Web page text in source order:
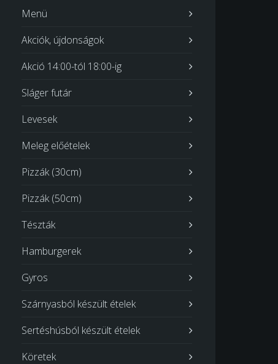
Menü
Akciók, újdonságok
Akció 14:00-tól 18:00-ig
Sláger futár
Levesek
Meleg előételek
Pizzák (30cm)
Pizzák (50cm)
Tészták
Hamburgerek
Gyros
Szárnyasból készült ételek
Sertéshúsból készült ételek
Köretek